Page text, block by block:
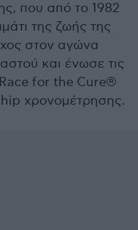
που από το 1982
της ζωής της
στον αγώνα
και ένωσε τις
for the Cure®
χρονομέτρησης.